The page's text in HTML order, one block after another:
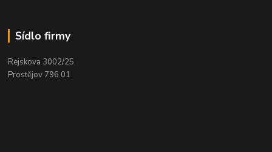
Sídlo firmy
Rejskova 3002/25
Prostějov 796 01